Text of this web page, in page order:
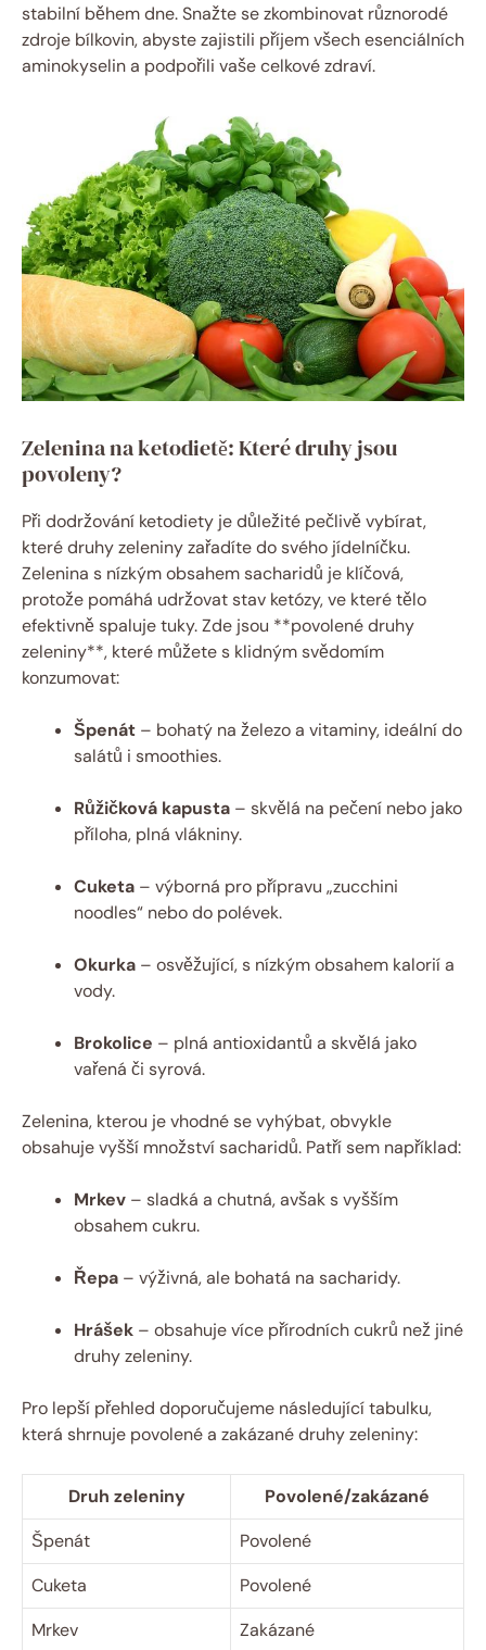
stabilní během dne. Snažte se zkombinovat různorodé
zdroje bílkovin, abyste zajistili příjem všech esenciálních
aminokyselin a podpořili vaše celkové zdraví.
Zelenina na ketodietě: Které druhy jsou
povoleny?
Při dodržování ketodiety je důležité pečlivě vybírat,
které druhy zeleniny zařadíte do svého jídelníčku.
Zelenina s nízkým obsahem sacharidů je klíčová,
protože pomáhá udržovat stav ketózy, ve které tělo
efektivně spaluje tuky. Zde jsou **povolené druhy
zeleniny**, které můžete s klidným svědomím
konzumovat:
Špenát – bohatý na železo a vitaminy, ideální do
salátů i smoothies.
Růžičková kapusta – skvělá na pečení nebo jako
příloha, plná vlákniny.
Cuketa – výborná pro přípravu „zucchini
noodles“ nebo do polévek.
Okurka – osvěžující, s nízkým obsahem kalorií a
vody.
Brokolice – plná antioxidantů a skvělá jako
vařená či syrová.
Zelenina, kterou je vhodné se vyhýbat, obvykle
obsahuje vyšší množství sacharidů. Patří sem například:
Mrkev – sladká a chutná, avšak s vyšším
obsahem cukru.
Řepa – výživná, ale bohatá na sacharidy.
Hrášek – obsahuje více přírodních cukrů než jiné
druhy zeleniny.
Pro lepší přehled doporučujeme následující tabulku,
která shrnuje povolené a zakázané druhy zeleniny:
Druh zeleniny
Povolené/zakázané
Špenát
Povolené
Cuketa
Povolené
Mrkev
Zakázané